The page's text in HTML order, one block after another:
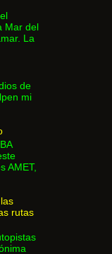
Mar del
La
de
mi
AMET,
rutas